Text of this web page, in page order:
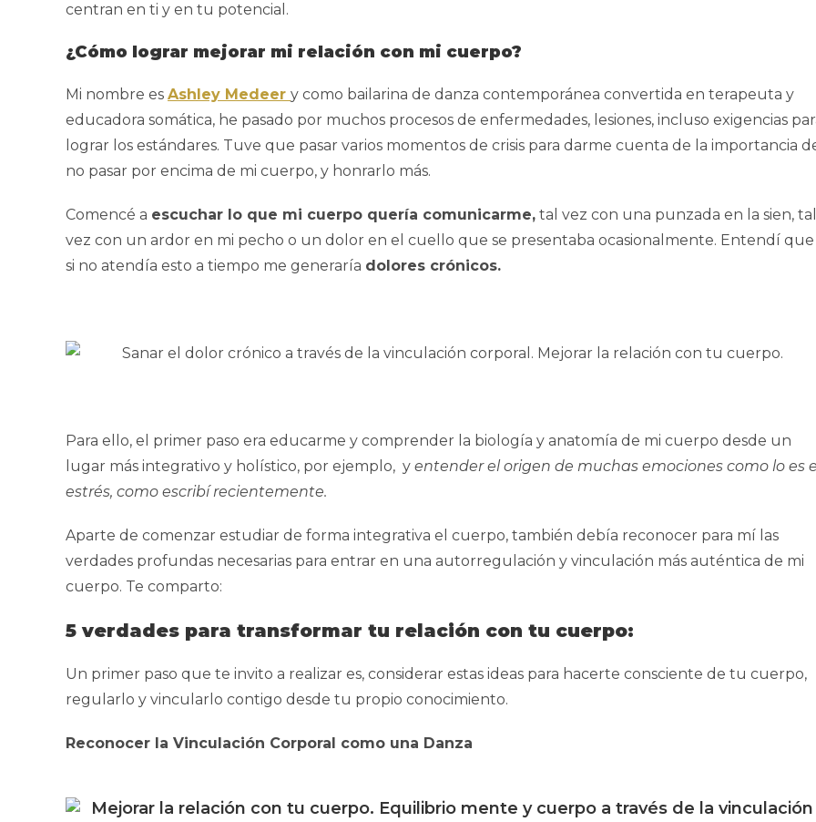
centran en ti y en tu potencial.
¿Cómo lograr mejorar mi relación con mi cuerpo?
Mi nombre es Ashley Medeer y como bailarina de danza contemporánea convertida en terapeuta y
educadora somática, he pasado por muchos procesos de enfermedades, lesiones, incluso exigencias
lograr los estándares. Tuve que pasar varios momentos de crisis para darme cuenta de la importancia
no pasar por encima de mi cuerpo, y honrarlo más.
Comencé a escuchar lo que mi cuerpo quería comunicarme, tal vez con una punzada en la sien, tal
vez con un ardor en mi pecho o un dolor en el cuello que se presentaba ocasionalmente. Entendí que
si no atendía esto a tiempo me generaría dolores crónicos.
Para ello, el primer paso era educarme y comprender la biología y anatomía de mi cuerpo desde un
lugar más integrativo y holístico, por ejemplo, y entender el origen de muchas emociones como lo es
estrés, como escribí recientemente.
Aparte de comenzar estudiar de forma integrativa el cuerpo, también debía reconocer para mí las
verdades profundas necesarias para entrar en una autorregulación y vinculación más auténtica de mi
cuerpo. Te comparto:
5 verdades para transformar tu relación con tu cuerpo:
Un primer paso que te invito a realizar es, considerar estas ideas para hacerte consciente de tu cuerpo,
regularlo y vincularlo contigo desde tu propio conocimiento.
Reconocer la Vinculación Corporal como una Danza